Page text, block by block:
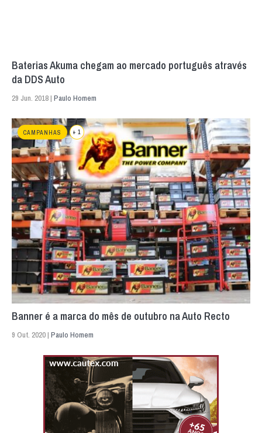
Baterias Akuma chegam ao mercado português através
da DDS Auto
29 Jun. 2018 | Paulo Homem
CAMPANHAS + 1
Banner é a marca do mês de outubro na Auto Recto
9 Out. 2020 | Paulo Homem